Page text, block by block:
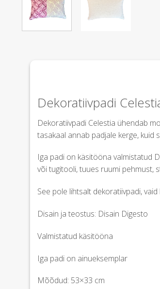
Dekoratiivpadi
Dekoratiivpadi Celestia ühendab
tasakaal annab padjale kerge, kuid
Iga padi on käsitööna valmistatud
või tugitooli, tuues ruumi pehmust,
See pole lihtsalt dekoratiivpadi,
Disain ja teostus: Disain Digesto
Valmistatud käsitööna
Iga padi on ainueksemplar
Mõõdud: 53×33 cm